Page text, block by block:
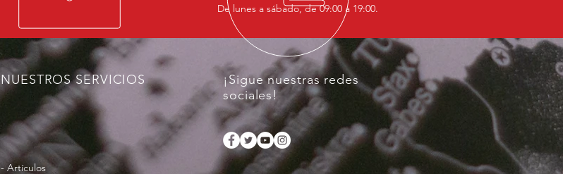
De lunes a sábado, de 09:00 a 19:00.
NUESTROS SERVICIOS
¡Sigue nuestras redes
sociales!
- Artículos